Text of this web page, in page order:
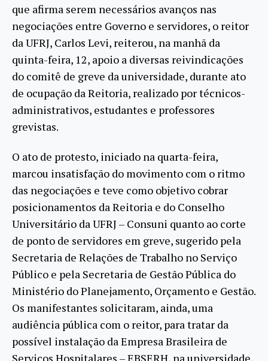
que afirma serem necessários avanços nas
negociações entre Governo e servidores, o reitor
da UFRJ, Carlos Levi, reiterou, na manhã da
quinta-feira, 12, apoio a diversas reivindicações
do comitê de greve da universidade, durante ato
de ocupação da Reitoria, realizado por técnicos-
administrativos, estudantes e professores
grevistas.
O ato de protesto, iniciado na quarta-feira,
marcou insatisfação do movimento com o ritmo
das negociações e teve como objetivo cobrar
posicionamentos da Reitoria e do Conselho
Universitário da UFRJ – Consuni quanto ao corte
de ponto de servidores em greve, sugerido pela
Secretaria de Relações de Trabalho no Serviço
Público e pela Secretaria de Gestão Pública do
Ministério do Planejamento, Orçamento e Gestão.
Os manifestantes solicitaram, ainda, uma
audiência pública com o reitor, para tratar da
possível instalação da Empresa Brasileira de